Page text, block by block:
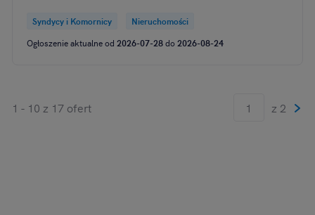
Syndycy i Komornicy
Nieruchomości
Ogłoszenie aktualne od 2026-07-28do 2026-08-24
1 - 10 z 17 ofert z 2